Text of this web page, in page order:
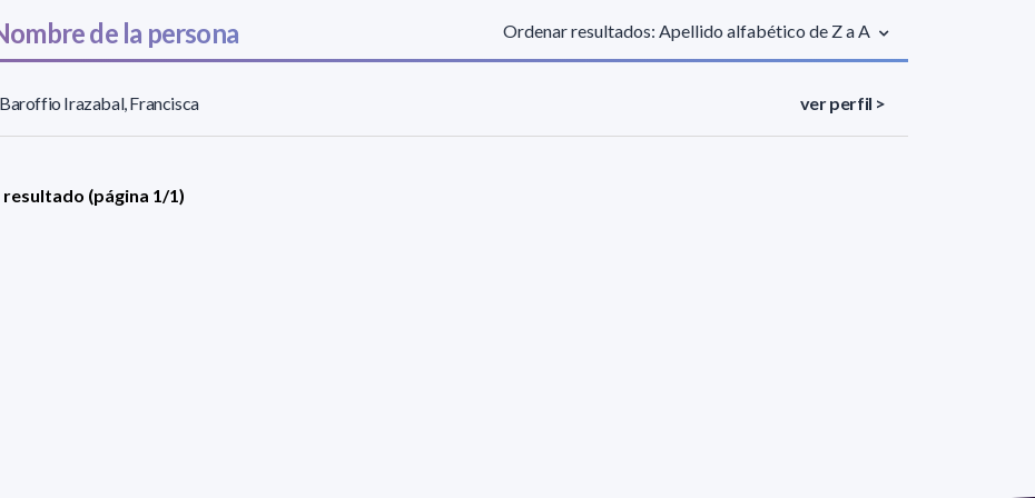
de la persona Ordenar resultados: Apellido alfabético de Z a A
Baroffio Irazabal, Francisca ver perfil >
resultado (página 1/1)